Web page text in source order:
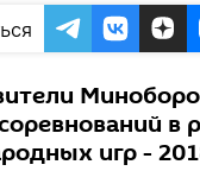
в
игр -